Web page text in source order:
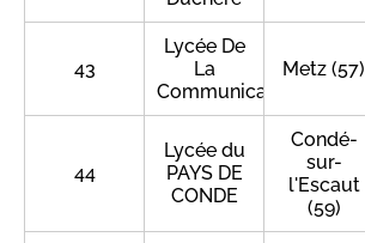
43
Lycée De
La
Communication
Metz (57)
44
Lycée du
PAYS DE
CONDE
Condé-
sur-
l'Escaut
(59)